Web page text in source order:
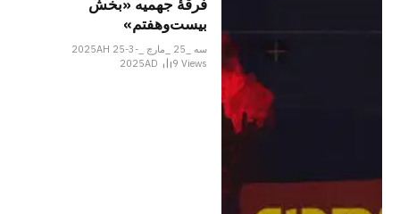
فرقۀ جهمیه «بخش
بیست‌وهفتم»
سه _25 _مارچ _2025AH 25-3-
2025AD
9Views